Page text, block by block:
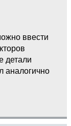
ввести
детали
аналогично